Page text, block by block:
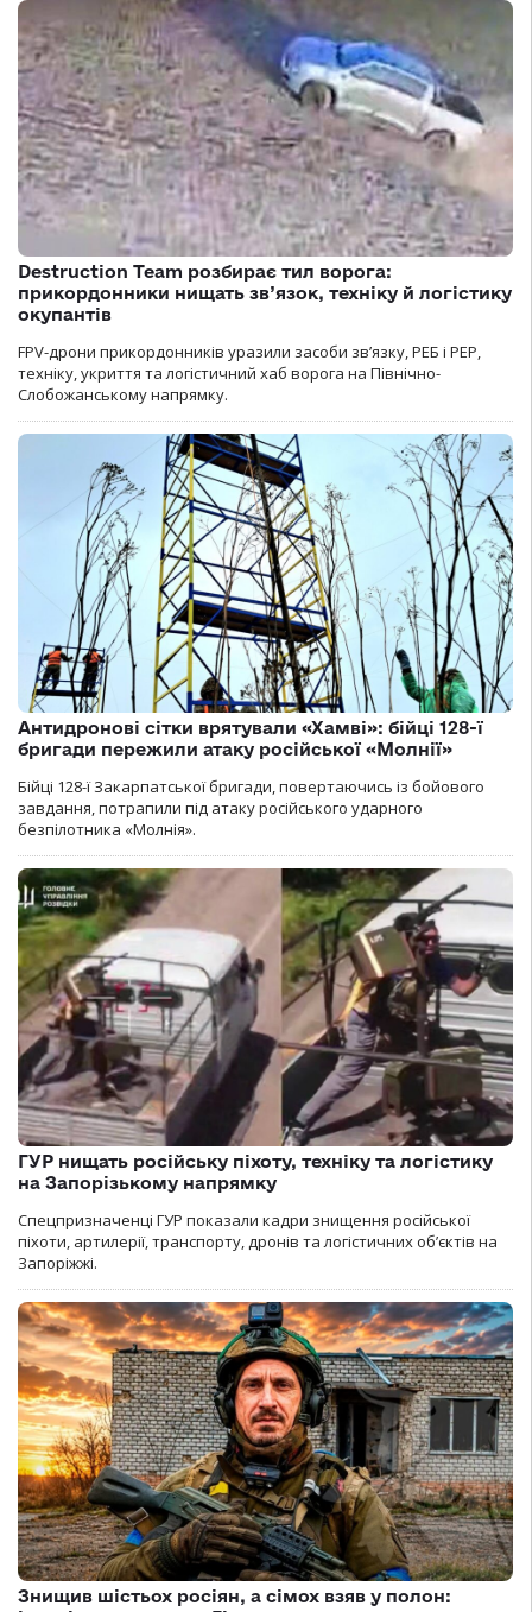
Destruction Team розбирає тил ворога:
прикордонники нищать зв’язок, техніку й логістику
окупантів
FPV-дрони прикордонників уразили засоби зв’язку, РЕБ і РЕР,
техніку, укриття та логістичний хаб ворога на Північно-
Слобожанському напрямку.
Антидронові сітки врятували «Хамві»: бійці 128-ї
бригади пережили атаку російської «Молнії»
Бійці 128-ї Закарпатської бригади, повертаючись із бойового
завдання, потрапили під атаку російського ударного
безпілотника «Молнія».
ГУР нищать російську піхоту, техніку та логістику
на Запорізькому напрямку
Спецпризначенці ГУР показали кадри знищення російської
піхоти, артилерії, транспорту, дронів та логістичних об’єктів на
Запоріжжі.
Знищив шістьох росіян, а сімох взяв у полон: